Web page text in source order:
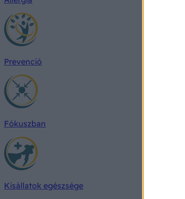
Prevenció
Fókuszban
Kisállatok egészsége